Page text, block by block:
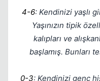
4-6: Kendinizi yaşlı
Yaşınızın tipik
kalıpları ve
başlamış. Bunları
0-3: Kendinizi genç